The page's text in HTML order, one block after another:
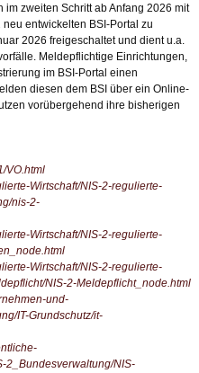
zweiten Schritt ab Anfang 2026 mit
entwickelten BSI-Portal zu
2026 freigeschaltet und dient u.a.
Meldepflichtige Einrichtungen,
im BSI-Portal einen
diesen dem BSI über ein Online-
vorübergehend ihre bisherigen
VO.html
Wirtschaft/NIS-2-regulierte-
nis-2-
Wirtschaft/NIS-2-regulierte-
Wirtschaft/NIS-2-regulierte-
NIS-2-Meldepflicht_node.html
und-
IT-Grundschutz/it-
2_Bundesverwaltung/NIS-